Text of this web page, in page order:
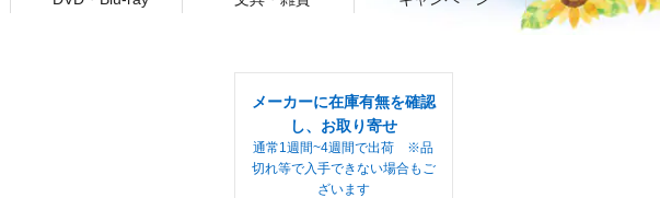
メーカーに在庫有無を確認
し、お取り寄せ
通常1週間~4週間で出荷 ※品
切れ等で入手できない場合もご
ざいます